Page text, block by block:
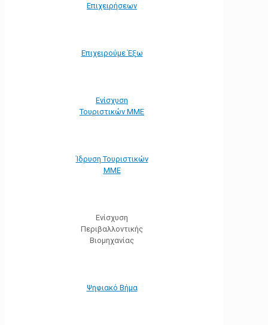
Επιχειρήσεων
Επιχειρούμε Έξω
Ενίσχυση
Τουριστικών ΜΜΕ
Ίδρυση Τουριστικών
ΜΜΕ
Ενίσχυση
Περιβαλλοντικής
Βιομηχανίας
Ψηφιακό Βήμα